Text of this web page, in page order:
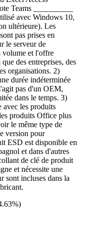
Teams __________
avec Windows 10,
ultérieure). Les
pas prises en
le serveur de
volume et l'offre
des entreprises, des
organisations. 2)
durée indéterminée
pas d'un OEM,
dans le temps. 3)
avec les produits
produits Office plus
le même type de
version pour
ESD est disponible en
et dans d'autres
de clé de produit
et nécessite une
sont incluses dans la